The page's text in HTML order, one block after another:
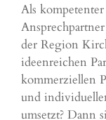
Als
der Region
ideenreichen
kommerziellen
und
umsetzt? Dann